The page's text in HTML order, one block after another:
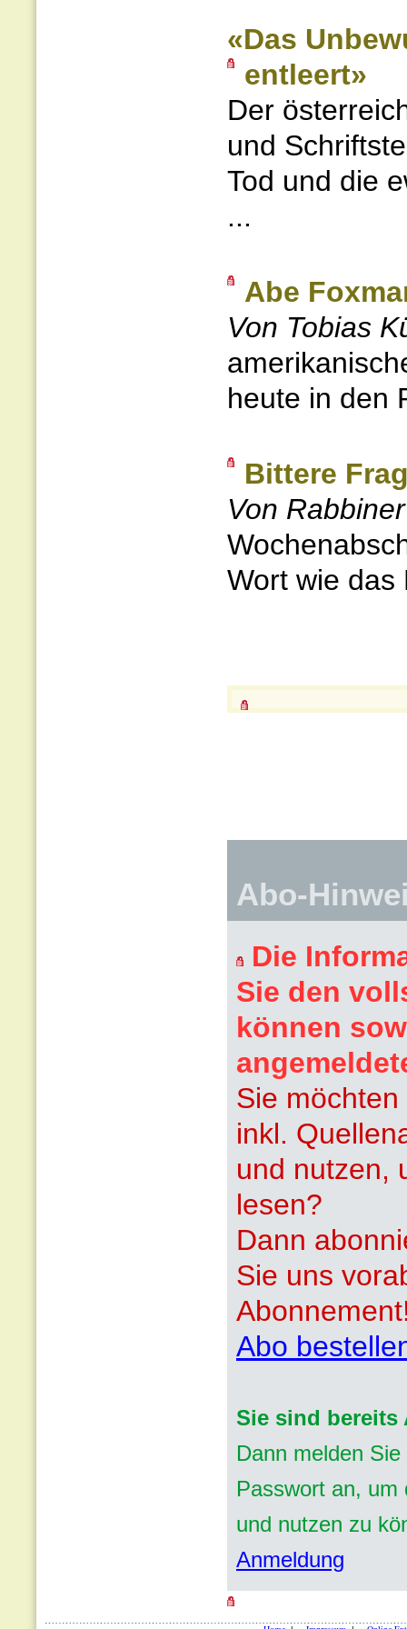
«Das
entleert»
Der
und
Tod und die
...
Abe
Von Tobias
heute in den
Bittere
Von
Wort wie das
Abo-
Die
Sie den
können
Sie
inkl.
und nutzen,
lesen?
Dann
Sie uns
Abo
Sie sind bereits
Dann melden
Passwort an, um
und nutzen zu
Anmeldung